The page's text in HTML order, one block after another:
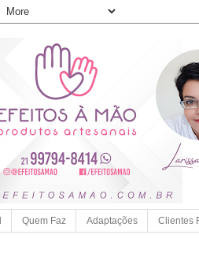
Quem Faz Adaptações Clientes